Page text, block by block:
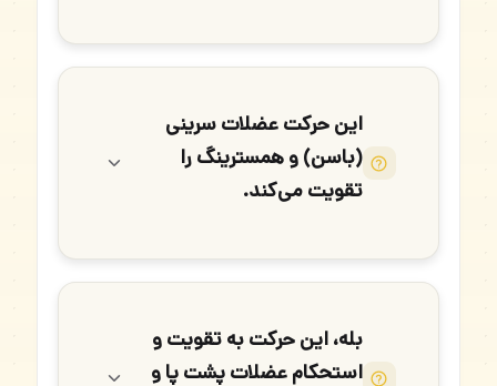
این حرکت عضلات سرینی
(باسن) و همسترینگ را
تقویت می‌کند.
بله، این حرکت به تقویت و
استحکام عضلات پشت پا و